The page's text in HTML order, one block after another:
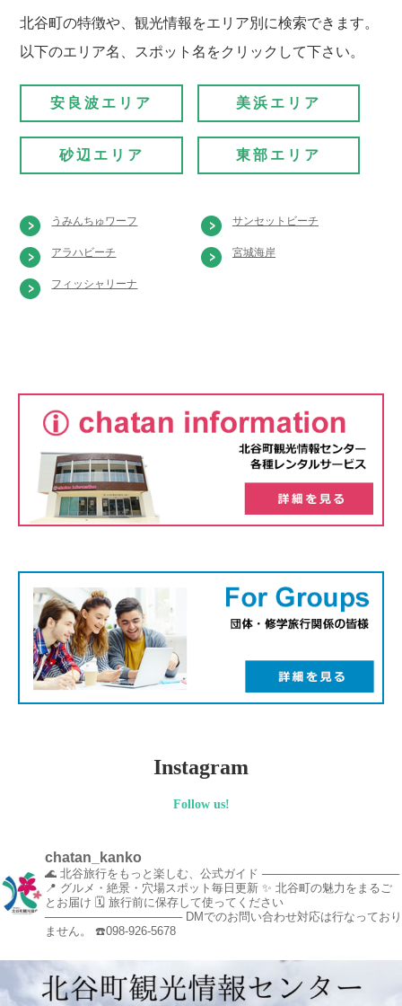
北谷町の特徴や、観光情報をエリア別に検索できます。
以下のエリア名、スポット名をクリックして下さい。
安良波エリア 美浜エリア
砂辺エリア 東部エリア
うみんちゅワーフ サンセットビーチ
アラハビーチ 宮城海岸
フィッシャリーナ
Instagram
Follow us!
chatan_kanko
🌊 北谷旅行をもっと楽しむ、公式ガイド ─────────────────
📍 グルメ・絶景・穴場スポット毎日更新 ✨ 北谷町の魅力をまるご
とお届け 🗓️ 旅行前に保存して使ってください
─────────────────DMでのお問い合わせ対応は行なっており
ません。
☎️098-926-5678